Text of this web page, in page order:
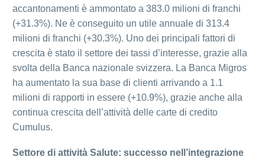
accantonamenti è ammontato a 383.0 milioni di franchi
(+31.3%). Ne è conseguito un utile annuale di 313.4
milioni di franchi (+30.3%). Uno dei principali fattori di
crescita è stato il settore dei tassi d’interesse, grazie alla
svolta della Banca nazionale svizzera. La Banca Migros
ha aumentato la sua base di clienti arrivando a 1.1
milioni di rapporti in essere (+10.9%), grazie anche alla
continua crescita dell’attività delle carte di credito
Cumulus.
Settore di attività Salute: successo nell’integrazione